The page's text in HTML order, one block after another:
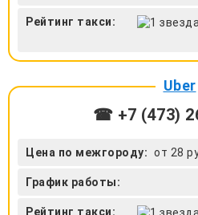
Рейтинг такси:
Uber
☎ +7 (473)
Цена по межгороду: от 28
График работы:
Рейтинг такси: